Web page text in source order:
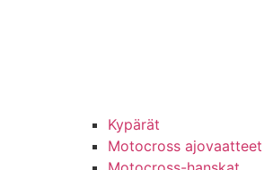
Kypärät
Motocross ajovaatteet